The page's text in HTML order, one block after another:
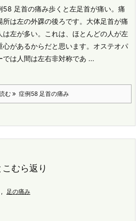
58 足首の痛み歩くと左足首が痛い。 痛
所は左の外踝の後ろです。 大体足首が痛
は左が多い。 これは、ほとんどの人が左
心があるからだと思います。 オステオパ
では人間は左右非対称であ ...
む 症例58 足首の痛み
むら返り
, 足の痛み